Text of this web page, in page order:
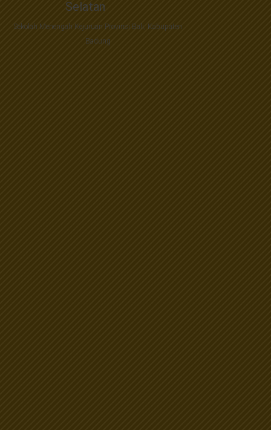
Selatan
Sekolah Menengah Kejuruan Provinsi Bali, Kabupaten
Badung